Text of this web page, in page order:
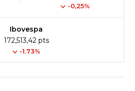
-0,25%
Ibovespa
172,513,42 pts
-1.73%